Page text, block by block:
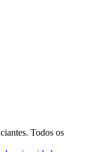
Todos os